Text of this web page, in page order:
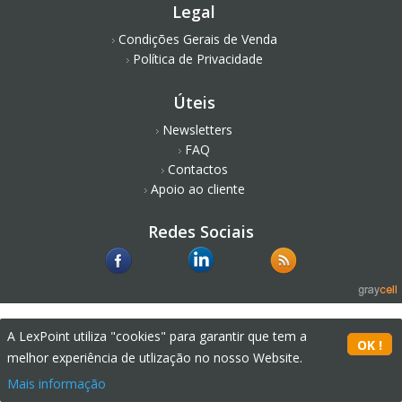
Legal
Condições Gerais de Venda
Política de Privacidade
Úteis
Newsletters
FAQ
Contactos
Apoio ao cliente
Redes Sociais
A LexPoint utiliza "cookies" para garantir que tem a
melhor experiência de utlização no nosso Website.
Mais informação